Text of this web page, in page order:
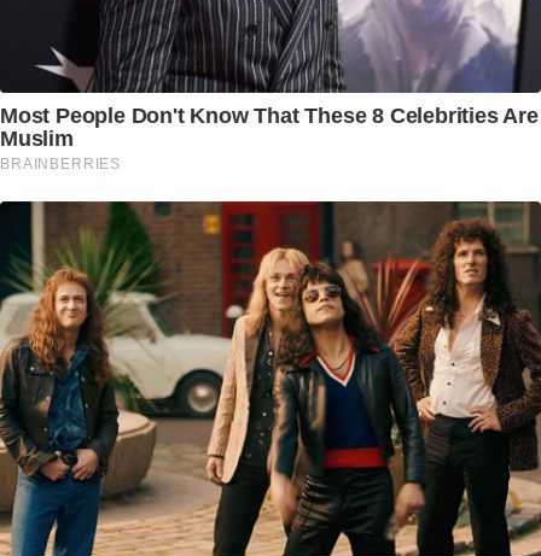
Most People Don't Know That These 8 Celebrities Are
Muslim
BRAINBERRIES